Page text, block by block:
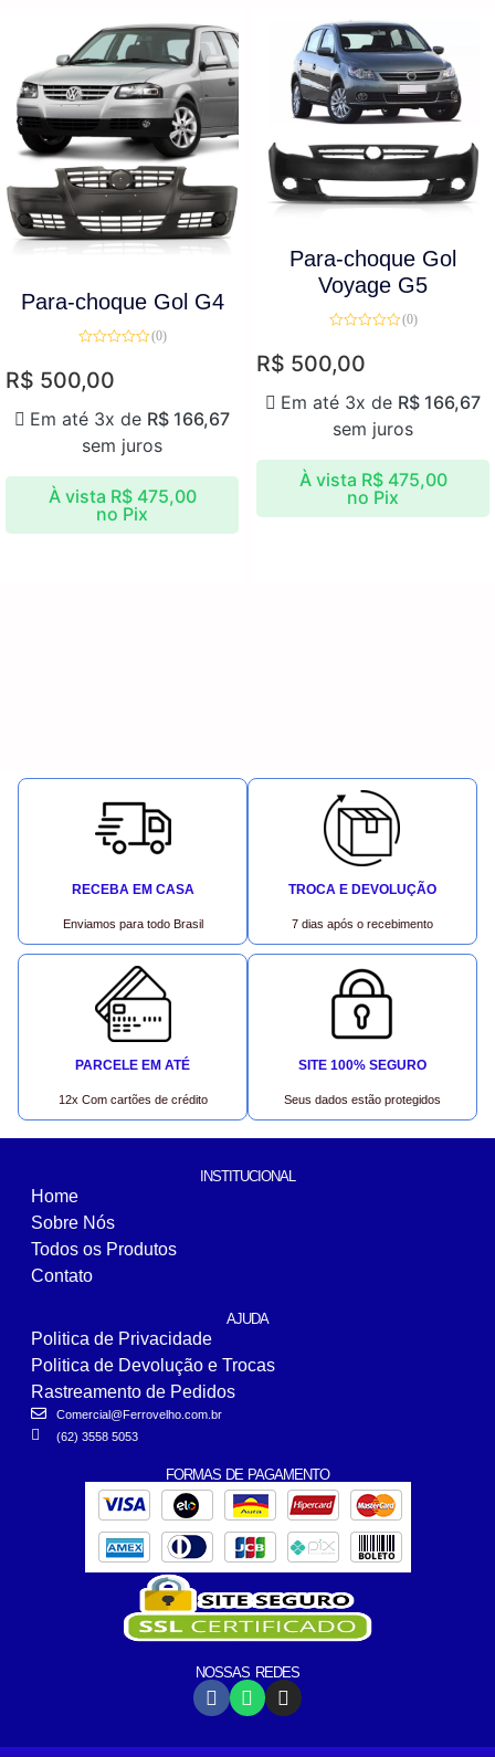
Para-choque Gol G4
de
5
(0)
R$ 500,00
À vista R$475,00
no Pix
Em até 3x de R$ 166,67
sem juros
Para-choque Gol
Voyage G5
de
5
(0)
R$ 500,00
À vista R$475,00
no Pix
Em até 3x de R$ 166,67
sem juros
RECEBA EM CASA
Enviamos para todo Brasil
TROCA E DEVOLUÇÃO
7 dias após o recebimento
PARCELE EM ATÉ
12x Com cartões de crédito
SITE 100% SEGURO
Seus dados estão protegidos
INSTITUCIONAL
Home
Sobre Nós
Todos os Produtos
Contato
AJUDA
Politica de Privacidade
Politica de Devolução e Trocas
Rastreamento de Pedidos
Comercial@Ferrovelho.com.br
(62) 3558 5053
FORMAS DE PAGAMENTO
NOSSAS REDES